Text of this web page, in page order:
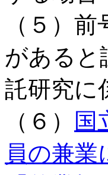
（５）
があると
託研究に
（６）
国
員の兼業